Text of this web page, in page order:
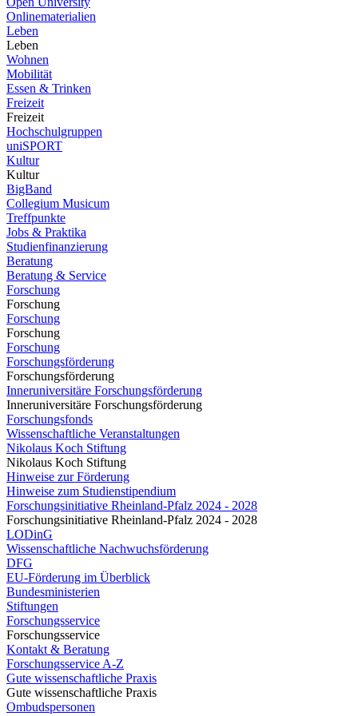
Onlinematerialien
Leben
Leben
Wohnen
Mobilität
Essen & Trinken
Freizeit
Freizeit
Hochschulgruppen
uniSPORT
Kultur
Kultur
BigBand
Collegium Musicum
Treffpunkte
Jobs & Praktika
Studienfinanzierung
Beratung
Beratung & Service
Forschung
Forschung
Forschung
Forschung
Forschung
Forschungsförderung
Forschungsförderung
Inneruniversitäre Forschungsförderung
Inneruniversitäre Forschungsförderung
Forschungsfonds
Wissenschaftliche Veranstaltungen
Nikolaus Koch Stiftung
Nikolaus Koch Stiftung
Hinweise zur Förderung
Hinweise zum Studienstipendium
Forschungsinitiative Rheinland-Pfalz 2024 - 2028
Forschungsinitiative Rheinland-Pfalz 2024 - 2028
LODinG
Wissenschaftliche Nachwuchsförderung
DFG
EU-Förderung im Überblick
Bundesministerien
Stiftungen
Forschungsservice
Forschungsservice
Kontakt & Beratung
Forschungsservice A-Z
Gute wissenschaftliche Praxis
Gute wissenschaftliche Praxis
Ombudspersonen